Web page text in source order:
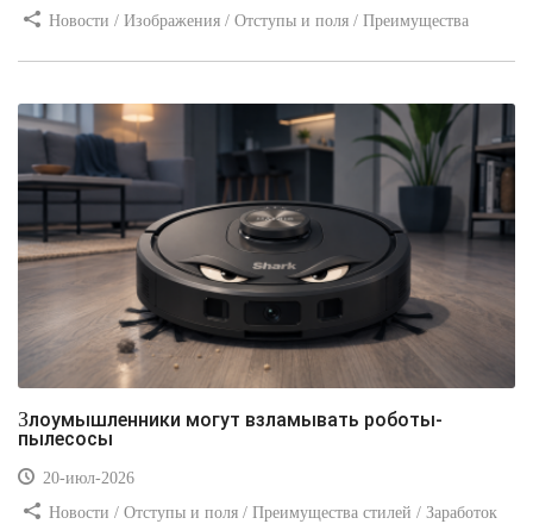
Новости / Изображения / Отступы и поля / Преимущества
Злоумышленники могут взламывать роботы-
пылесосы
20-июл-2026
Новости / Отступы и поля / Преимущества стилей / Заработок